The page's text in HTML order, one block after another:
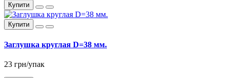
Купити
Купити
Заглушка круглая D=38 мм.
23 грн/упак